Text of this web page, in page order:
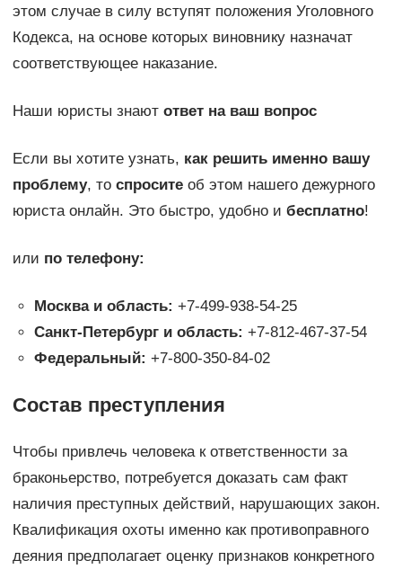
этом случае в силу вступят положения Уголовного
Кодекса, на основе которых виновнику назначат
соответствующее наказание.
Наши юристы знают ответ на ваш вопрос
Если вы хотите узнать, как решить именно вашу
проблему, то спроситеоб этом нашего дежурного
юриста онлайн. Это быстро, удобно и бесплатно!
или по телефону:
Москва и область: +7-499-938-54-25
Санкт-Петербург и область: +7-812-467-37-54
Федеральный: +7-800-350-84-02
Состав преступления
Чтобы привлечь человека к ответственности за
браконьерство, потребуется доказать сам факт
наличия преступных действий, нарушающих закон.
Квалификация охоты именно как противоправного
деяния предполагает оценку признаков конкретного